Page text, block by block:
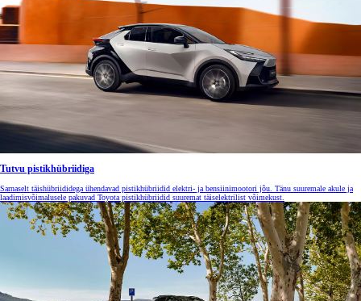
Tutvu pistikhübriidiga
Sarnaselt täishübriididega ühendavad pistikhübriidid elektri- ja bensiinimootori jõu. Tänu suuremale akule ja
laadimisvõimalusele pakuvad Toyota pistikhübriidid suuremat täiselektrilist võimekust.